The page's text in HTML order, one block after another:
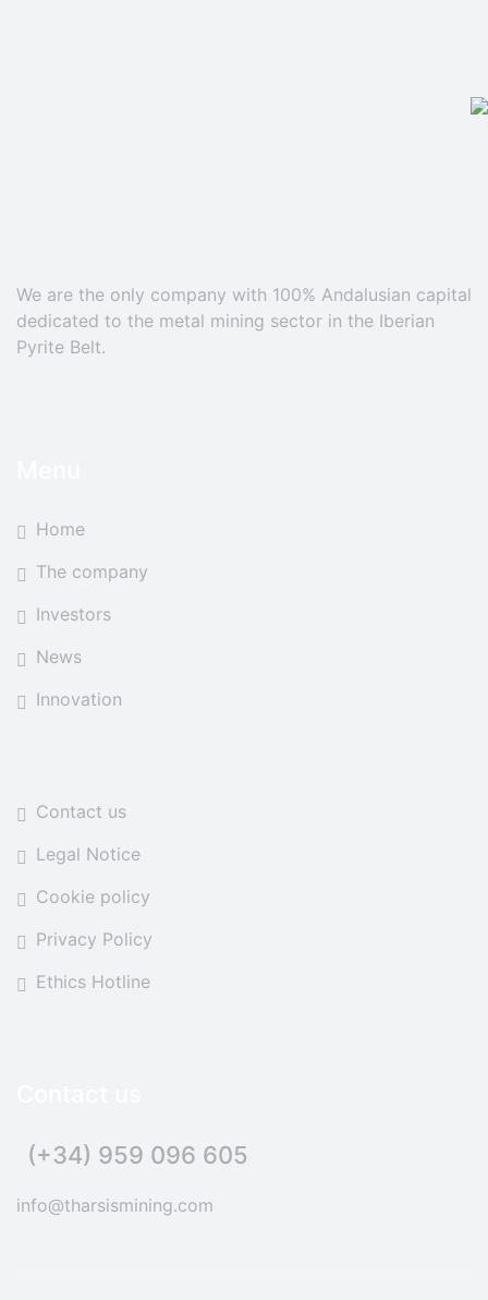
We are the only company with 100% Andalusian capital
dedicated to the metal mining sector in the Iberian
Pyrite Belt.
Home
The company
Investors
News
Innovation
Contact us
Legal Notice
Cookie policy
Privacy Policy
Ethics Hotline
(+34) 959 096 605
info@tharsismining.com